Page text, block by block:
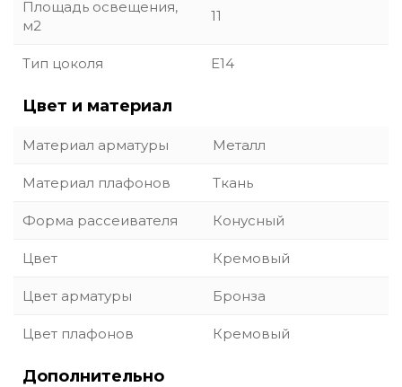
Площадь освещения,
м2
11
Тип цоколя E14
Цвет и материал
Материал арматуры Металл
Материал плафонов Ткань
Форма рассеивателя Конусный
Цвет Кремовый
Цвет арматуры Бронза
Цвет плафонов Кремовый
Дополнительно